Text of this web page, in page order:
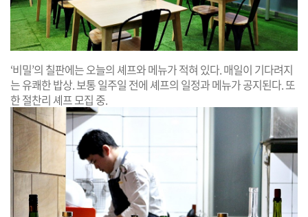
‘비밀’의 칠판에는 오늘의 셰프와 메뉴가 적혀 있다. 매일이 기다려지
는 유쾌한 밥상. 보통 일주일 전에 셰프의 일정과 메뉴가 공지된다. 또
한 절찬리 셰프 모집 중.